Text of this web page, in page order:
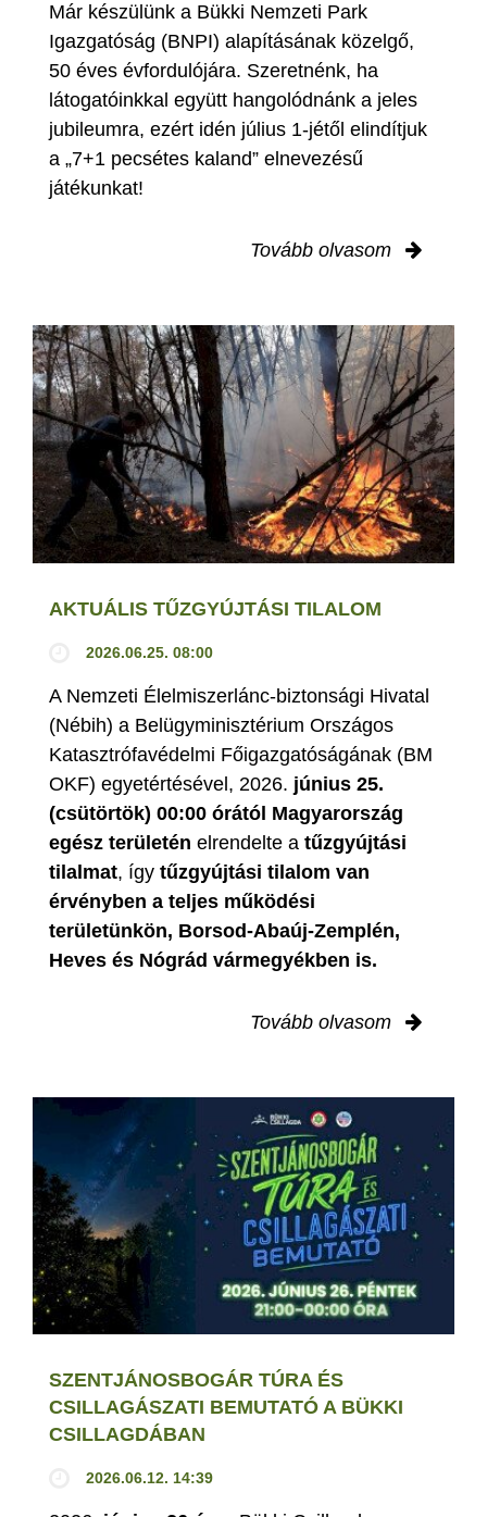
Már készülünk a Bükki Nemzeti Park
Igazgatóság (BNPI) alapításának közelgő,
50 éves évfordulójára. Szeretnénk, ha
látogatóinkkal együtt hangolódnánk a jeles
jubileumra, ezért idén július 1-jétől elindítjuk
a „7+1 pecsétes kaland” elnevezésű
játékunkat!
Tovább olvasom
AKTUÁLIS TŰZGYÚJTÁSI TILALOM
2026.06.25. 08:00
A Nemzeti Élelmiszerlánc-biztonsági Hivatal
(Nébih) a Belügyminisztérium Országos
Katasztrófavédelmi Főigazgatóságának (BM
OKF) egyetértésével, 2026. június 25.
(csütörtök) 00:00 órától Magyarország
egész területén elrendelte a tűzgyújtási
tilalmat, így tűzgyújtási tilalom van
érvényben a teljes működési
területünkön, Borsod-Abaúj-Zemplén,
Heves és Nógrád vármegyékben is.
Tovább olvasom
SZENTJÁNOSBOGÁR TÚRA ÉS
CSILLAGÁSZATI BEMUTATÓ A BÜKKI
CSILLAGDÁBAN
2026.06.12. 14:39